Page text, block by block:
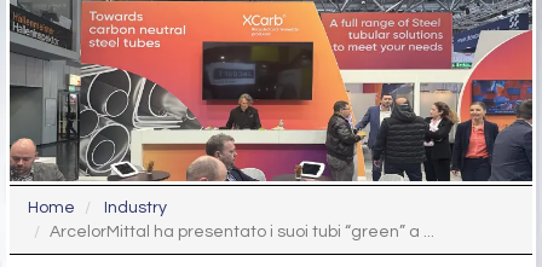
Home
Industry
ArcelorMittal ha presentato i suoi tubi “green” a ...